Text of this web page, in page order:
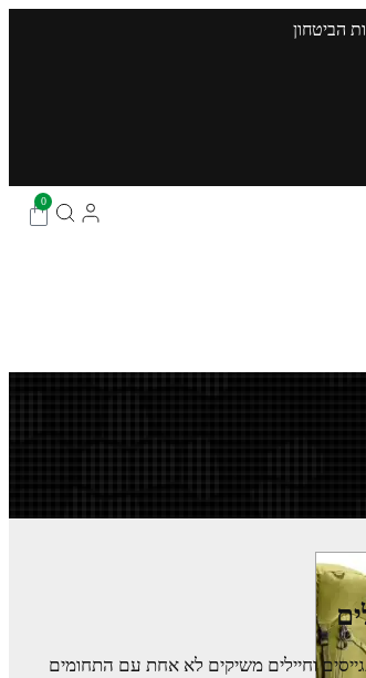
הביטחון
0
וחיילים משיקים לא אחת עם התחומים